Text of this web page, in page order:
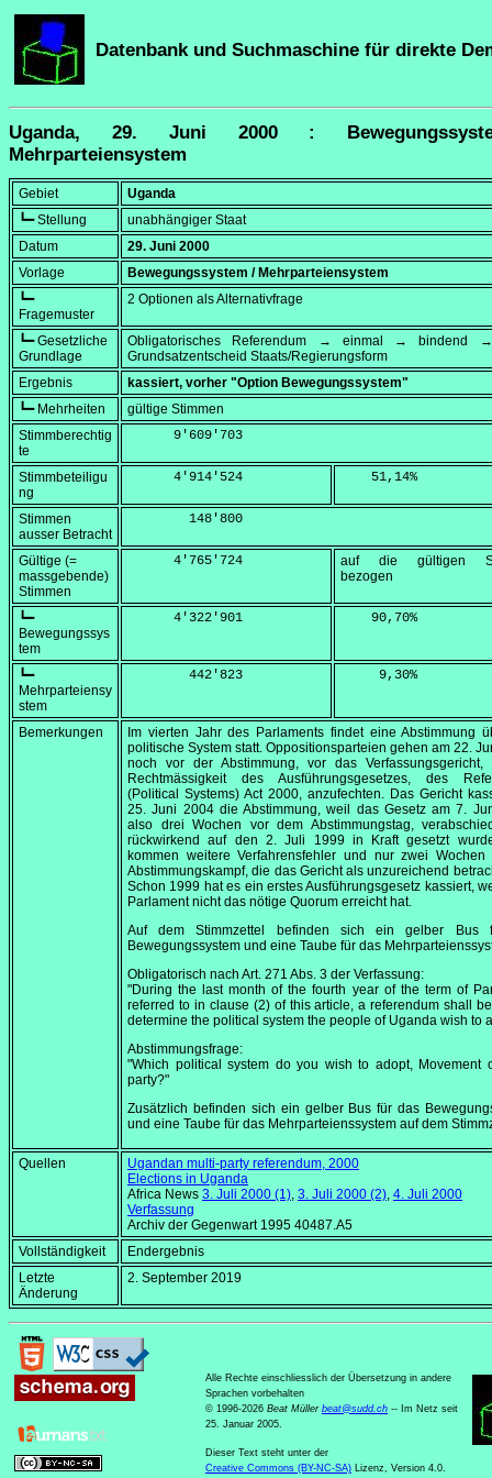
Datenbank und Suchmaschine für direkte
Uganda, 29. Juni 2000 :
Mehrparteiensystem
Gebiet
Uganda
┗━ Stellung
unabhängiger Staat
Datum
29. Juni 2000
Vorlage
Bewegungssystem / Mehrparteiensystem
┗━
Fragemuster
2 Optionen als Alternativfrage
┗━ Gesetzliche
Grundlage
Obligatorisches Referendum → einmal → bindend
Grundsatzentscheid Staats/Regierungsform
Ergebnis
kassiert, vorher "Option Bewegungssystem"
┗━ Mehrheiten
gültige Stimmen
Stimmberechtig
te
      9'609'703
Stimmbeteiligu
ng
      4'914'524
    51,14
%
Stimmen
ausser Betracht
        148'800
Gültige (=
massgebende)
Stimmen
      4'765'724
auf die gültigen
bezogen
┗━
Bewegungssys
tem
      4'322'901
    90,70
%
┗━
Mehrparteiensy
stem
        442'823
     9,30
%
Bemerkungen
Im vierten Jahr des Parlaments findet eine Abstimmung
politische System statt. Oppositionsparteien gehen am 22.
noch vor der Abstimmung, vor das
Rechtmässigkeit des Ausführungsgesetzes, des
(Political Systems) Act 2000, anzufechten. Das Gericht
25. Juni 2004die Abstimmung, weil das Gesetz am7.
also drei Wochen vor dem Abstimmungstag,
rückwirkend auf den 2. Juli 1999in Kraft gesetzt
kommen weitere Verfahrensfehler und nur zwei
Abstimmungskampf, die das Gericht als unzureichend
Schon 1999 hat es ein erstes Ausführungsgesetz kassiert,
Parlament nicht das nötige Quorum erreicht hat.
Auf dem Stimmzettel befinden sich ein gelber Bus
Bewegungssystem und eine Taube für das
Obligatorisch nach Art. 271 Abs. 3 der Verfassung:
"During the last month of the fourth year of the term of
referred to in clause (2) of this article, a referendum shall
determine the political system the people of Uganda wish to
Abstimmungsfrage:
"Which political system do you wish to adopt, Movement
party?"
Zusätzlich befinden sich ein gelber Bus für das
und eine Taube für das Mehrparteienssystem auf dem
Quellen
Ugandan multi-party referendum, 2000
Elections in Uganda
Africa News 3. Juli 2000 (1), 3. Juli 2000 (2), 4. Juli 2000
Verfassung
Archiv der Gegenwart 1995 40487.A5
Vollständigkeit
Endergebnis
Letzte
Änderung
2. September 2019
Alle Rechte einschliesslich der Übersetzung in andere
Sprachen vorbehalten
© 1996-2026 Beat Müller beat@sudd.ch -- Im Netz seit
25. Januar 2005.
Dieser Text steht unter der
Creative Commons (BY-NC-SA) Lizenz, Version 4.0.